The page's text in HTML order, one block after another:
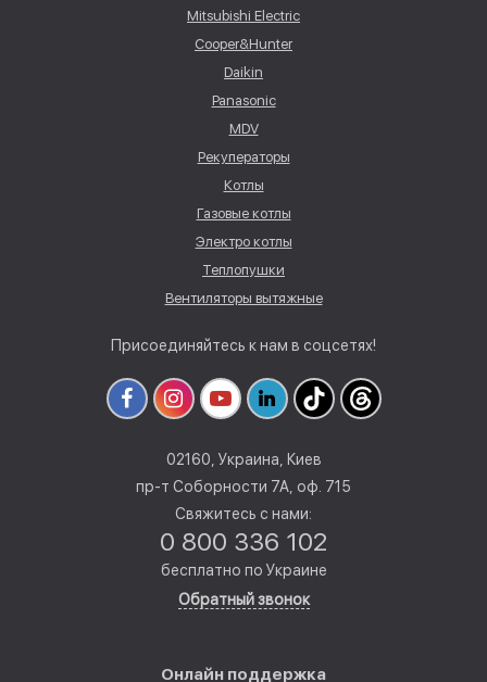
Mitsubishi Electric
Cooper&Hunter
Daikin
Panasonic
MDV
Рекуператоры
Котлы
Газовые котлы
Электро котлы
Теплопушки
Вентиляторы вытяжные
Присоединяйтесь к нам в соцсетях!
02160, Украина, Киев
пр-т Соборности 7А, оф. 715
Свяжитесь с нами:
0 800 336 102
бесплатно по Украине
Обратный звонок
Онлайн поддержка